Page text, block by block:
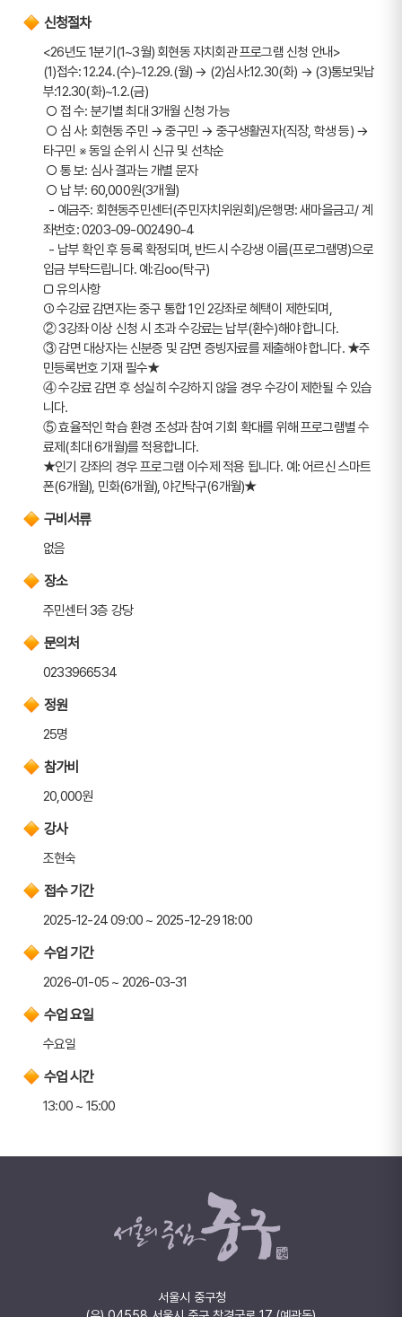
신청절차
<26년도 1분기(1~3월) 회현동 자치회관 프로그램 신청 안내>
(1)접수: 12.24.(수)~12.29.(월) → (2)심사:12.30(화) → (3)통보및납
부:12.30(화)~1.2.(금)
○ 접 수: 분기별 최대 3개월 신청 가능
타구민 ※ 동일 순위 시 신규 및 선착순
○ 통 보: 심사 결과는 개별 문자
○ 납 부: 60,000원(3개월)
좌번호: 0203-09-002490-4
입금 부탁드립니다. 예:김oo(탁구)
□ 유의사항
➀ 수강료 감면자는 중구 통합 1인 2강좌로 혜택이 제한되며,
② 3강좌 이상 신청 시 초과 수강료는 납부(환수)해야 합니다.
③ 감면 대상자는 신분증 및 감면 증빙자료를 제출해야 합니다. ★주
민등록번호 기재 필수★
④ 수강료 감면 후 성실히 수강하지 않을 경우 수강이 제한될 수 있습
니다.
⑤ 효율적인 학습 환경 조성과 참여 기회 확대를 위해 프로그램별 수
료제(최대 6개월)를 적용합니다.
★인기 강좌의 경우 프로그램 이수제 적용 됩니다. 예: 어르신 스마트
폰(6개월), 민화(6개월), 야간탁구(6개월)★
구비서류
없음
장소
주민센터 3층 강당
문의처
0233966534
정원
25명
참가비
20,000원
강사
조현숙
접수 기간
2025-12-24 09:00 ~ 2025-12-29 18:00
수업 기간
2026-01-05 ~ 2026-03-31
수업 요일
수요일
수업 시간
13:00 ~ 15:00
서울시 중구청